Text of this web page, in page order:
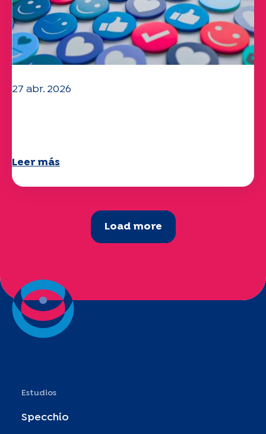
27 abr. 2026
Leer más
Load more
Estudios
Specchio